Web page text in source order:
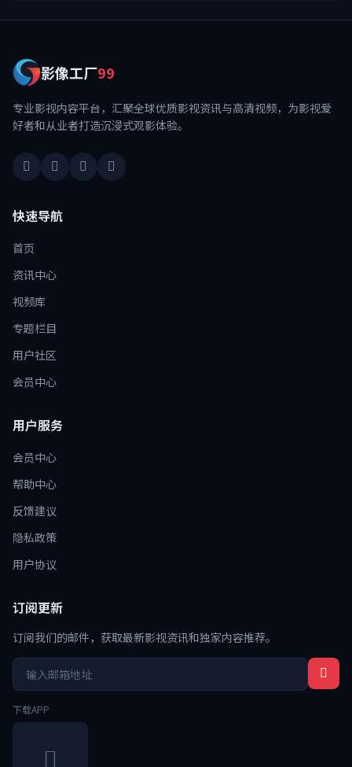
影像工厂99
专业影视内容平台，汇聚全球优质影视资讯与高清视频，为影视爱
好者和从业者打造沉浸式观影体验。
快速导航
首页
资讯中心
视频库
专题栏目
用户社区
会员中心
用户服务
会员中心
帮助中心
反馈建议
隐私政策
用户协议
订阅更新
订阅我们的邮件，获取最新影视资讯和独家内容推荐。
下载APP